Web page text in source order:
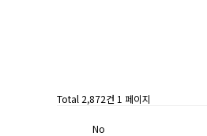
Total 2,872건 1 페이지
No